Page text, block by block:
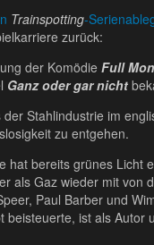
Trainspotting-
zurück:
der Komödie Full
Ganz oder gar nicht
Stahlindustrie im
zu entgehen.
hat bereits grünes Licht
als Gaz wieder mit von
Paul Barber und
ist als Autor